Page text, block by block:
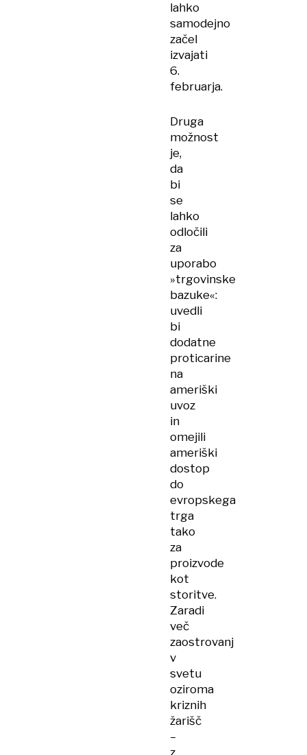
lahko
samodejno
začel
izvajati
6.
februarja.
Druga
možnost
je,
da
bi
se
lahko
odločili
za
uporabo
»trgovinske
bazuke«:
uvedli
bi
dodatne
proticarine
na
ameriški
uvoz
in
omejili
ameriški
dostop
do
evropskega
trga
tako
za
proizvode
kot
storitve.
Zaradi
več
zaostrovanj
v
svetu
oziroma
kriznih
žarišč
–
z